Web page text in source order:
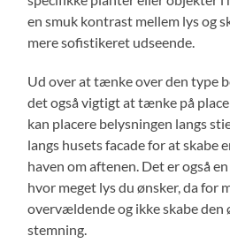
en smuk kontrast mellem lys og
mere sofistikeret udseende.
Ud over at tænke over den type
det også vigtigt at tænke på
kan placere belysningen langs
langs husets facade for at skabe
haven om aftenen. Det er også
hvor meget lys du ønsker, da for
overvældende og ikke skabe den
stemning.